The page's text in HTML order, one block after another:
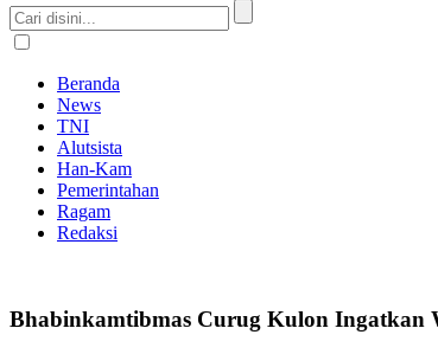
Beranda
News
TNI
Alutsista
Han-Kam
Pemerintahan
Ragam
Redaksi
Bhabinkamtibmas Curug Kulon Ingatkan